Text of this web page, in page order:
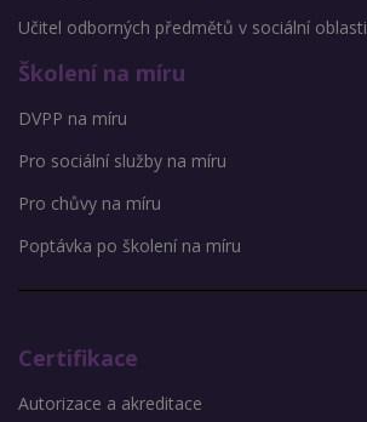
Učitel odborných předmětů v sociální oblasti
Školení na míru
DVPP na míru
Pro sociální služby na míru
Pro chůvy na míru
Poptávka po školení na míru
Certifikace
Autorizace a akreditace